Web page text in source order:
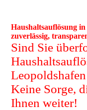
Haushaltsauflösung
zuverlässig,
Sind Sie
Keine Sorge,
Ihnen weiter!